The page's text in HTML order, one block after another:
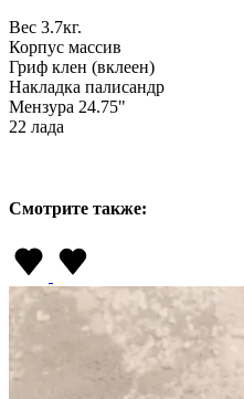
Вес 3.7кг.
Корпус массив
Гриф клен (вклеен)
Накладка палисандр
Мензура 24.75"
22 лада
Смотрите также: